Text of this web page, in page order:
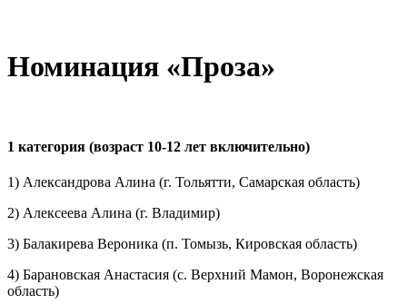
Номинация «Проза»
1 категория (возраст 10-12 лет включительно)
1) Александрова Алина (г. Тольятти, Самарская область)
2) Алексеева Алина (г. Владимир)
3) Балакирева Вероника (п. Томызь, Кировская область)
4) Барановская Анастасия (с. Верхний Мамон, Воронежская
область)